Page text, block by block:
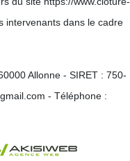
intervenants dans le cadre
Allonne - SIRET : 750-
- Téléphone :